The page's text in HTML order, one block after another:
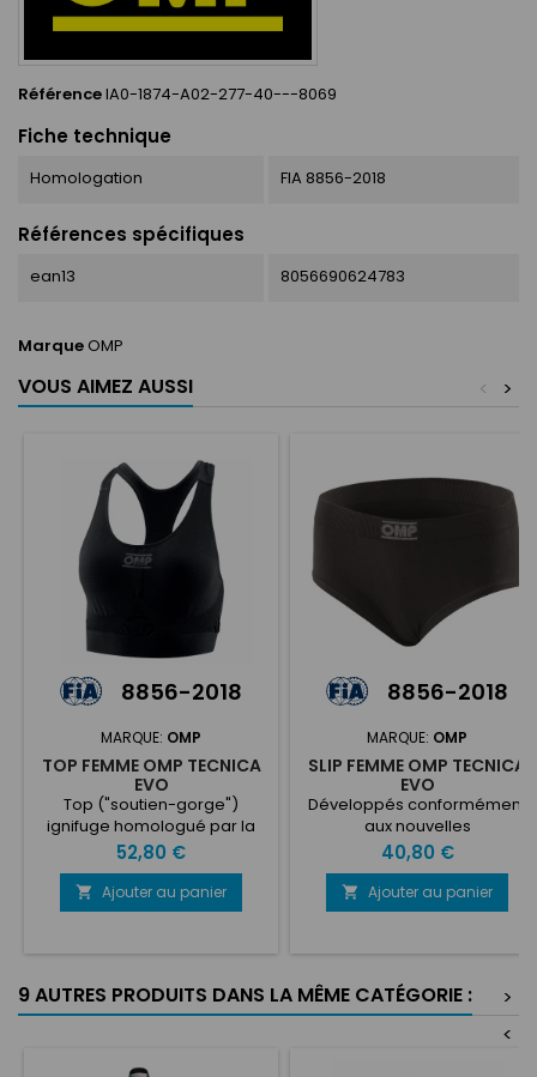
RéférenceIA0-1874-A02-277-40---8069
Fiche technique
Homologation FIA 8856-2018
Références spécifiques
ean13 8056690624783
MarqueOMP
VOUS AIMEZ AUSSI >
<
8856-2018
MARQUE: OMP
TOP FEMME OMP TECNICA
EVO
Top ("soutien-gorge")
ignifuge homologué par la
FIA pour les femmes, en tissu
extensible confortable et
sans coutures.
Prix
52,80 €
 Ajouter au panier
8856-2018
MARQUE: OMP
SLIP FEMME OMP TECNICA
EVO
Développés conformément
aux nouvelles
réglementations de
nombreuses séries de
courses internationales de la
FIA à partir de 2023, les slips
supplémentaire. Pour être
conforme à la
réglementation de la FIA, il
Prix
40,80 €
 Ajouter au panier
9 AUTRES PRODUITS DANS LA MÊME CATÉGORIE :
>
<